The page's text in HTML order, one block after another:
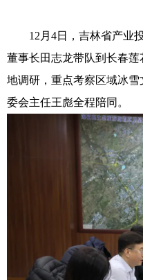
12月4日，吉林省产业投
董事长田志龙带队到长春
地调研，重点考察区域冰
委会主任王彪全程陪同。